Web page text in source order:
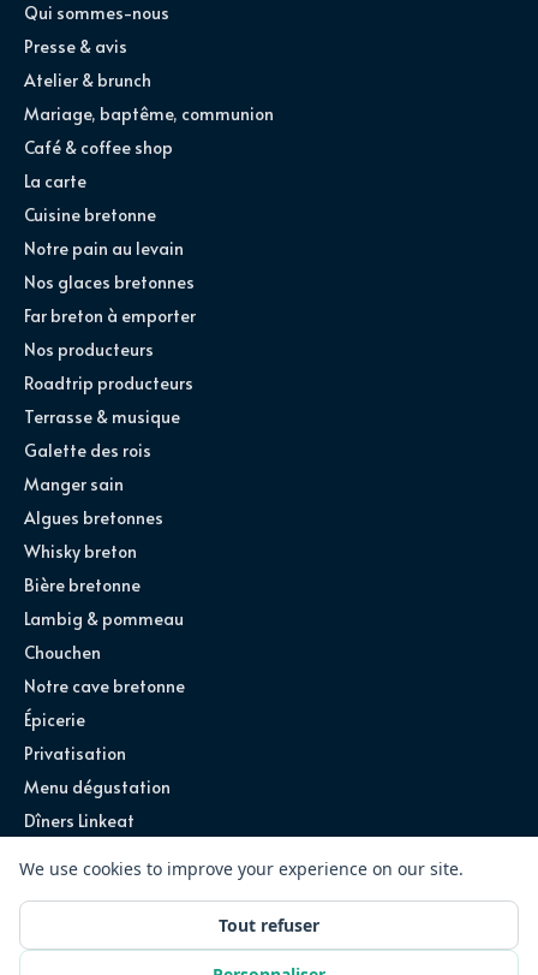
Qui sommes-nous
Presse & avis
Atelier & brunch
Mariage, baptême, communion
Café & coffee shop
La carte
Cuisine bretonne
Notre pain au levain
Nos glaces bretonnes
Far breton à emporter
Nos producteurs
Roadtrip producteurs
Terrasse & musique
Galette des rois
Manger sain
Algues bretonnes
Whisky breton
Bière bretonne
Lambig & pommeau
Chouchen
Notre cave bretonne
Épicerie
Privatisation
Menu dégustation
Dîners Linkeat
©2026Ty Louis · Tous droits réservés Site conçu parExploreum